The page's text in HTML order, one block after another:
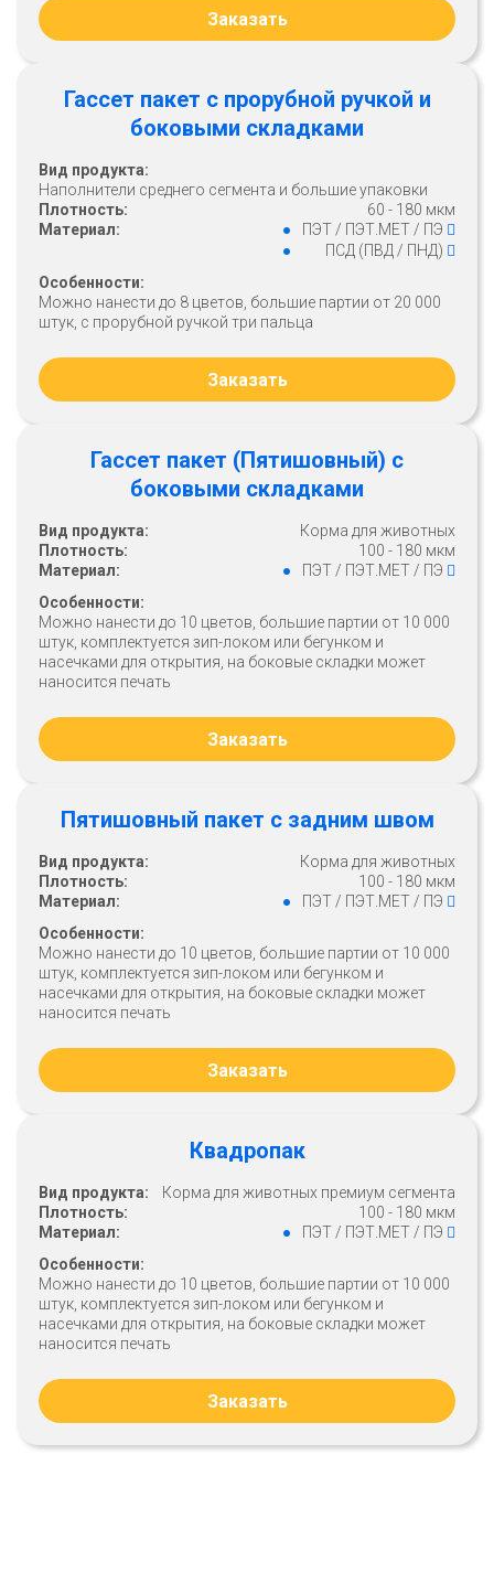
Заказать
Гассет пакет с прорубной ручкой и
боковыми складками
Вид продукта:
Наполнители среднего сегмента и большие упаковки
Плотность:
60 - 180 мкм
Материал:
ПЭТ / ПЭТ.МЕТ / ПЭ
ПСД (ПВД / ПНД)
Особенности:
Можно нанести до 8 цветов, большие партии от 20 000
штук, с прорубной ручкой три пальца
Заказать
Гассет пакет (Пятишовный) с
боковыми складками
Вид продукта:
Корма для животных
Плотность:
100 - 180 мкм
Материал:
ПЭТ / ПЭТ.МЕТ / ПЭ
Особенности:
Можно нанести до 10 цветов, большие партии от 10 000
штук, комплектуется зип-локом или бегунком и
насечками для открытия, на боковые складки может
наносится печать
Заказать
Пятишовный пакет с задним швом
Вид продукта:
Корма для животных
Плотность:
100 - 180 мкм
Материал:
ПЭТ / ПЭТ.МЕТ / ПЭ
Особенности:
Можно нанести до 10 цветов, большие партии от 10 000
штук, комплектуется зип-локом или бегунком и
насечками для открытия, на боковые складки может
наносится печать
Заказать
Квадропак
Вид продукта:
Корма для животных премиум сегмента
Плотность:
100 - 180 мкм
Материал:
ПЭТ / ПЭТ.МЕТ / ПЭ
Особенности:
Можно нанести до 10 цветов, большие партии от 10 000
штук, комплектуется зип-локом или бегунком и
насечками для открытия, на боковые складки может
наносится печать
Заказать